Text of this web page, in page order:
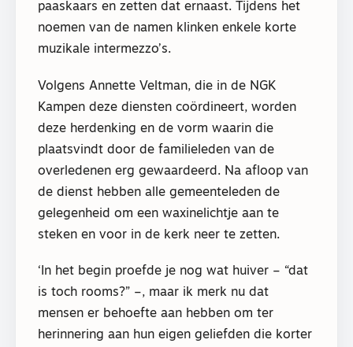
paaskaars en zetten dat ernaast. Tijdens het
noemen van de namen klinken enkele korte
muzikale intermezzo’s.
Volgens Annette Veltman, die in de NGK
Kampen deze diensten coördineert, worden
deze herdenking en de vorm waarin die
plaatsvindt door de familieleden van de
overledenen erg gewaardeerd. Na afloop van
de dienst hebben alle gemeenteleden de
gelegenheid om een waxinelichtje aan te
steken en voor in de kerk neer te zetten.
‘In het begin proefde je nog wat huiver – “dat
is toch rooms?” –, maar ik merk nu dat
mensen er behoefte aan hebben om ter
herinnering aan hun eigen geliefden die korter